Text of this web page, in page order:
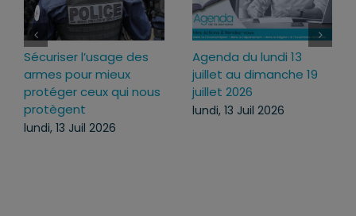
Sécuriser l’usage des
armes pour mieux
protéger ceux qui nous
protègent
lundi, 13 Juil 2026
Agenda du lundi 13
juillet au dimanche 19
juillet 2026
lundi, 13 Juil 2026